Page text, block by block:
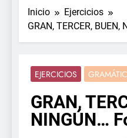
Inicio
Ejercicios
GRAN, TERCER,
EJERCICIOS
GRAN,
NINGÚN…